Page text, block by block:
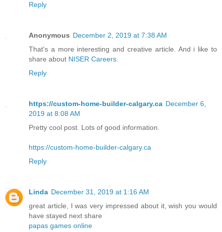
Reply
Anonymous December 2, 2019 at 7:38 AM
That's a more interesting and creative article. And i like to
share about NISER Careers.
Reply
https://custom-home-builder-calgary.ca December 6,
2019 at 8:08 AM
Pretty cool post. Lots of good information.
https://custom-home-builder-calgary.ca
Reply
Linda December 31, 2019 at 1:16 AM
great article, I was very impressed about it, wish you would
have stayed next share
papas games online